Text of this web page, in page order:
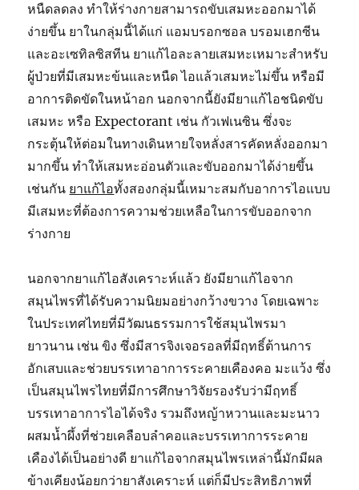
หนืดลดลง ทำให้ร่างกายสามารถขับเสมหะออกมาได้
ง่ายขึ้น ยาในกลุ่มนี้ได้แก่ แอมบรอกซอล บรอมเฮกซีน
และอะเซทิลซิสทีน ยาแก้ไอละลายเสมหะเหมาะสำหรับ
ผู้ป่วยที่มีเสมหะข้นและหนืด ไอแล้วเสมหะไม่ขึ้น หรือมี
อาการติดขัดในหน้าอก นอกจากนี้ยังมียาแก้ไอชนิดขับ
เสมหะ หรือ Expectorant เช่น กัวเฟเนซิน ซึ่งจะ
กระตุ้นให้ต่อมในทางเดินหายใจหลั่งสารคัดหลั่งออกมา
มากขึ้น ทำให้เสมหะอ่อนตัวและขับออกมาได้ง่ายขึ้น
เช่นกัน ยาแก้ไอทั้งสองกลุ่มนี้เหมาะสมกับอาการไอแบบ
มีเสมหะที่ต้องการความช่วยเหลือในการขับออกจาก
ร่างกาย
นอกจากยาแก้ไอสังเคราะห์แล้ว ยังมียาแก้ไอจาก
สมุนไพรที่ได้รับความนิยมอย่างกว้างขวาง โดยเฉพาะ
ในประเทศไทยที่มีวัฒนธรรมการใช้สมุนไพรมา
ยาวนาน เช่น ขิง ซึ่งมีสารจิงเจอรอลที่มีฤทธิ์ต้านการ
อักเสบและช่วยบรรเทาอาการระคายเคืองคอ มะแว้ง ซึ่ง
เป็นสมุนไพรไทยที่มีการศึกษาวิจัยรองรับว่ามีฤทธิ์
บรรเทาอาการไอได้จริง รวมถึงหญ้าหวานและมะนาว
ผสมน้ำผึ้งที่ช่วยเคลือบลำคอและบรรเทาการระคาย
เคืองได้เป็นอย่างดี ยาแก้ไอจากสมุนไพรเหล่านี้มักมีผล
ข้างเคียงน้อยกว่ายาสังเคราะห์ แต่ก็มีประสิทธิภาพที่